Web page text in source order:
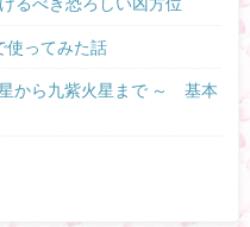
使ってみた話
から九紫火星まで ～ 基本